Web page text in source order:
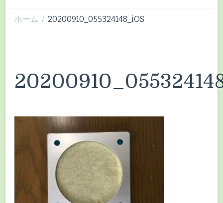
ホーム / 20200910_055324148_iOS